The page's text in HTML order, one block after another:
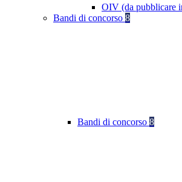
OIV (da pubblicare
Bandi di concorso 8
Bandi di concorso 8